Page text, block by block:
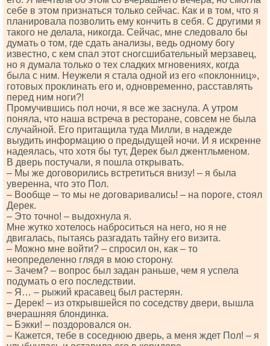
себе в этом признаться только сейчас. Как и в том, что я
планировала позволить ему кончить в себя. С другими я
такого не делала, никогда. Сейчас, мне следовало бы
думать о том, где сдать анализы, ведь одному богу
известно, с кем спал этот сногсшибательный мерзавец,
но я думала только о тех сладких мгновениях, когда
была с ним. Неужели я стала одной из его «поклонниц»,
готовых проклинать его и, одновременно, расставлять
перед ним ноги?!
Промучившись пол ночи, я все же заснула. А утром
поняла, что наша встреча в ресторане, совсем не была
случайной. Его притащила туда Милли, в надежде
выудить информацию о предыдущей ночи. И я искренне
надеялась, что хотя бы тут, Дерек был джентльменом.
В дверь постучали, я пошла открывать.
– Мы же договорились встретиться внизу! – я была
уверенна, что это Пол.
– Вообще – то мы не договаривались! – на пороге, стоял
Дерек.
– Это точно! – выдохнула я.
Мне жутко хотелось наброситься на него, но я не
двигалась, пытаясь разгадать тайну его визита.
– Можно мне войти? – спросил он, как – то
неопределенно глядя в мою сторону.
– Зачем? – вопрос был задан раньше, чем я успела
подумать о его последствии.
– Я… – рыжий красавец был растерян.
– Дерек! – из открывшейся по соседству двери, вышла
вчерашняя блондинка.
– Бэкки! – поздоровался он.
– Кажется, тебе в соседнюю дверь, а меня ждет Пол! – я